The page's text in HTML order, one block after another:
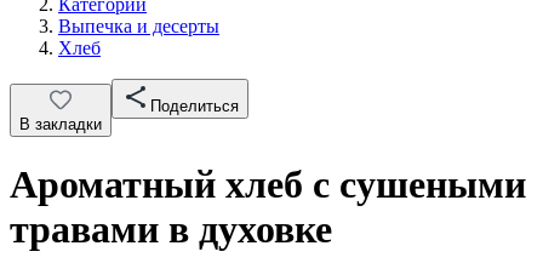
Категории
Выпечка и десерты
Хлеб
В закладки
Поделиться
Ароматный хлеб с сушеными
травами в духовке